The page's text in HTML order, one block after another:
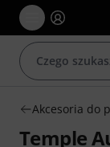
Akcesoria do
Temple